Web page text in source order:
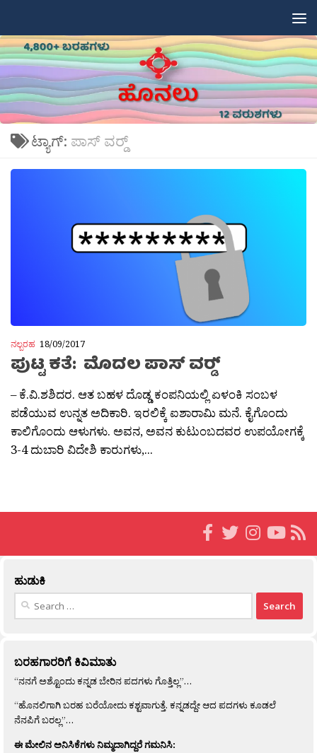
ಟ್ಯಾಗ್: ಪಾಸ್ ವರ‍್ಡ್
ನಲ್ಬರಹ 18/09/2017
ಪುಟ್ಟ ಕತೆ: ಮೊದಲ ಪಾಸ್ ವರ‍್ಡ್
– ಕೆ.ವಿ.ಶಶಿದರ. ಆತ ಬಹಳ ದೊಡ್ಡ ಕಂಪನಿಯಲ್ಲಿ ಏಳಂಕಿ ಸಂಬಳ
ಪಡೆಯುವ ಉನ್ನತ ಅದಿಕಾರಿ. ಇರಲಿಕ್ಕೆ ಐಶಾರಾಮಿ ಮನೆ. ಕೈಗೊಂದು
ಕಾಲಿಗೊಂದು ಆಳುಗಳು. ಅವನ, ಅವನ ಕುಟುಂಬದವರ ಉಪಯೋಗಕ್ಕೆ
3-4 ದುಬಾರಿ ವಿದೇಶಿ ಕಾರುಗಳು,...
ಹುಡುಕಿ
Search
ಬರಹಗಾರರಿಗೆ ಕಿವಿಮಾತು
“ನನಗೆ ಅಶ್ಟೊಂದು ಕನ್ನಡ ಬೇರಿನ ಪದಗಳು ಗೊತ್ತಿಲ್ಲ”…
“ಹೊನಲಿಗಾಗಿ ಬರಹ ಬರೆಯೋದು ಕಶ್ಟವಾಗುತ್ತೆ. ಕನ್ನಡದ್ದೇ ಆದ ಪದಗಳು ಕೂಡಲೆ
ನೆನಪಿಗೆ ಬರಲ್ಲ”…
ಈ ಮೇಲಿನ ಅನಿಸಿಕೆಗಳು ನಿಮ್ಮದಾಗಿದ್ದರೆ ಗಮನಿಸಿ: